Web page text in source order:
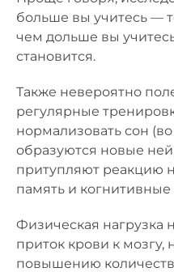
больше вы учитесь —
чем дольше вы
становится.
Также невероятно
регулярные
нормализовать сон
образуются новые
притупляют реакцию
память и когнитивные
Физическая нагрузка
приток крови к мозгу,
повышению